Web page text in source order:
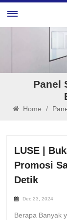
Panel
Home /
LUSE |
Promosi
Detik
Dec 23, 2024
Berapa Banyak